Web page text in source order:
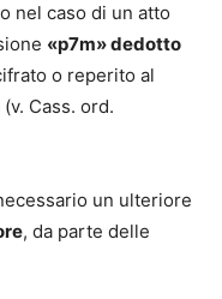
nel caso di un atto
«p7m» dedotto
o reperito al
Cass. ord.
un ulteriore
, da parte delle